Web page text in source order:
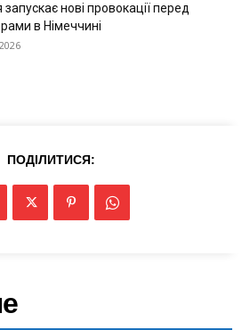
запускає нові провокації перед
в Німеччині
ПОДІЛИТИСЯ: